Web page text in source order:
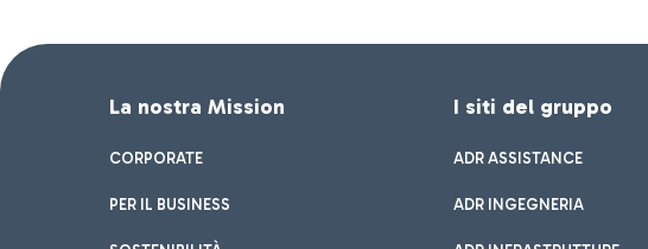
La nostra Mission
CORPORATE
PER IL BUSINESS
I siti del gruppo
ADR ASSISTANCE
ADR INGEGNERIA